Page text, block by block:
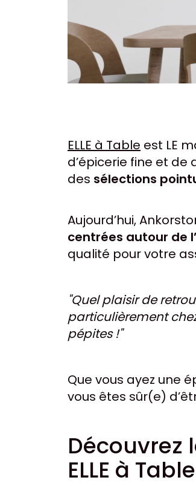
ELLE à Table est LE
d’épicerie fine et
des sélections
Aujourd’hui,
centrées autour de
qualité pour votre
"Quel plaisir de
particulièrement
pépites !"
Que vous ayez une
vous êtes sûr(e)
ELLE à